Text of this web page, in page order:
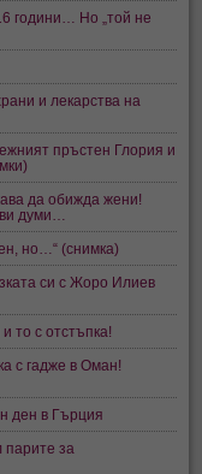
години… Но „той не
и лекарства на
пръстен Глория и
да обижда жени!
думи…
но…“ (снимка)
си с Жоро Илиев
то с отстъпка!
с гадже в Оман!
ден в Гърция
за